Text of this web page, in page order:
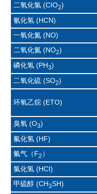
二氧化氯 (CIO2)
氰化氢 (HCN)
一氧化氮 (NO)
二氧化氮 (NO2)
磷化氢 (PH3)
二氧化硫 (SO2)
环氧乙烷 (ETO)
臭氧 (O3)
氟化氢 (HF)
氟气（F2 ）
氯化氢 (HCI)
甲硫醇 (CH3SH)